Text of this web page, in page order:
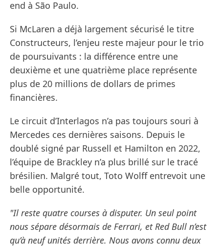
end à São Paulo.
Si McLaren a déjà largement sécurisé le titre
Constructeurs, l’enjeu reste majeur pour le trio
de poursuivants : la différence entre une
deuxième et une quatrième place représente
plus de 20 millions de dollars de primes
financières.
Le circuit d’Interlagos n’a pas toujours souri à
Mercedes ces dernières saisons. Depuis le
doublé signé par Russell et Hamilton en 2022,
l’équipe de Brackley n’a plus brillé sur le tracé
brésilien. Malgré tout, Toto Wolff entrevoit une
belle opportunité.
"Il reste quatre courses à disputer. Un seul point
nous sépare désormais de Ferrari, et Red Bull n’est
qu’à neuf unités derrière. Nous avons connu deux